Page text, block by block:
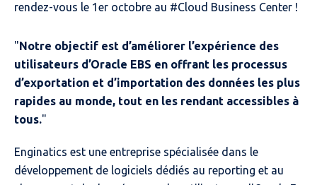
rendez-vous le 1er octobre au #Cloud Business Center !
"Notre objectif est d’améliorer l’expérience des
utilisateurs d’Oracle EBS en offrant les processus
d’exportation et d’importation des données les plus
rapides au monde, tout en les rendant accessibles à
tous."
Enginatics est une entreprise spécialisée dans le
développement de logiciels dédiés au reporting et au